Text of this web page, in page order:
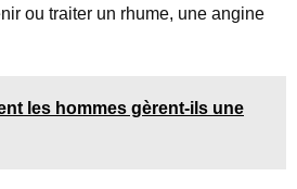
ou traiter un rhume, une angine
les hommes gèrent-ils une